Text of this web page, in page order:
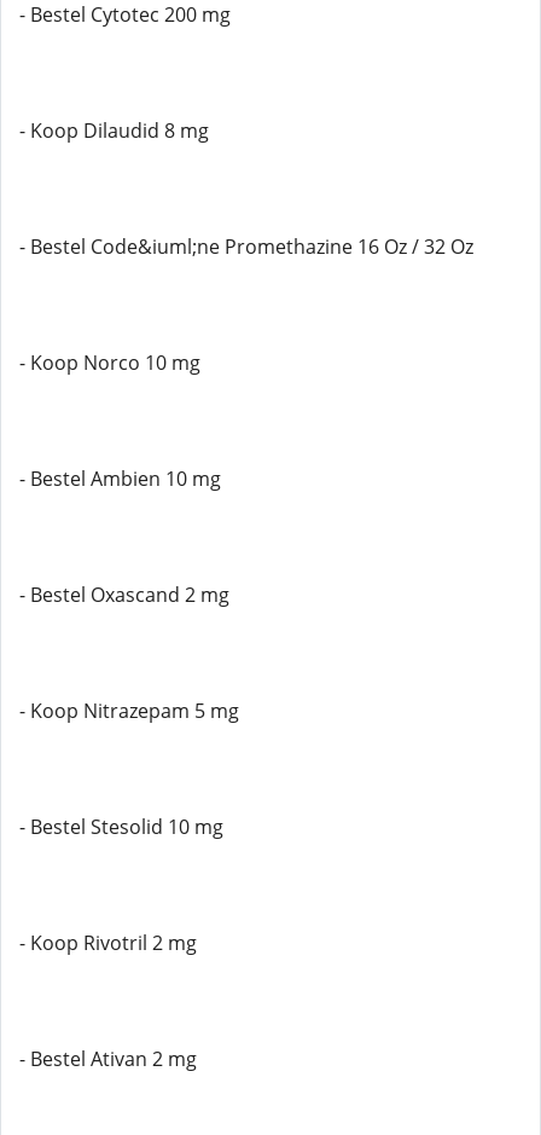
- Bestel Cytotec 200 mg
- Koop Dilaudid 8 mg
- Bestel Code&iuml;ne Promethazine 16 Oz / 32 Oz
- Koop Norco 10 mg
- Bestel Ambien 10 mg
- Bestel Oxascand 2 mg
- Koop Nitrazepam 5 mg
- Bestel Stesolid 10 mg
- Koop Rivotril 2 mg
- Bestel Ativan 2 mg